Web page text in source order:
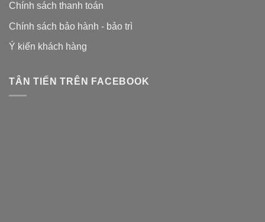
Chính sách thanh toán
Chính sách bảo hành - bảo trì
Ý kiến khách hàng
TÂN TIẾN TRÊN FACEBOOK